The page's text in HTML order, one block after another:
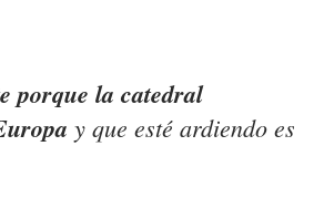
porque la catedral
y que esté ardiendo es